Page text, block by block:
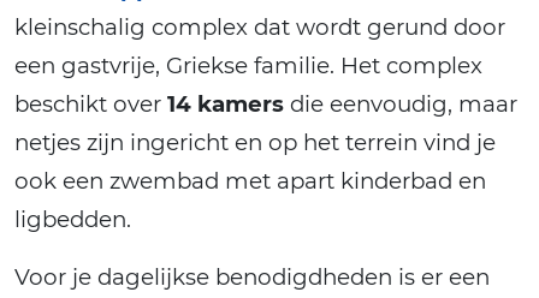
kleinschalig complex dat wordt gerund door
een gastvrije, Griekse familie. Het complex
beschikt over 14 kamers die eenvoudig, maar
netjes zijn ingericht en op het terrein vind je
ook een zwembad met apart kinderbad en
ligbedden.
Voor je dagelijkse benodigdheden is er een